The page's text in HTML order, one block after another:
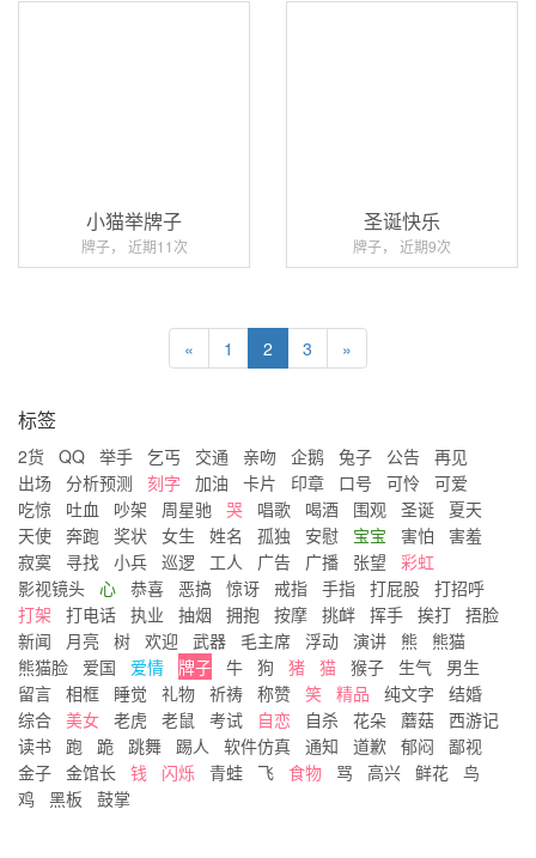
小猫举牌子
牌子， 近期11次
圣诞快乐
牌子， 近期9次
« 1 2 3 »
标签
2货 QQ 举手 乞丐 交通 亲吻 企鹅 兔子 公告 再见
出场
分析预测 刻字 加油 卡片 印章 口号 可怜
可爱
吃惊
吐血 吵架 周星驰 哭 唱歌 喝酒 围观 圣诞
夏天
天使 奔跑 奖状 女生 姓名 孤独 安慰 宝宝 害怕
害羞
寂寞
寻找 小兵 巡逻 工人 广告 广播 张望
彩虹
影视镜头 心 恭喜 恶搞 惊讶 戒指 手指 打屁股 打招呼
打架
打电话 执业 抽烟 拥抱 按摩 挑衅 挥手 挨打 捂脸
新闻
月亮 树 欢迎 武器 毛主席 浮动 演讲 熊
熊猫
熊猫脸
爱国 爱情 牌子 牛 狗 猪 猫 猴子 生气
男生
留言 相框 睡觉 礼物 祈祷 称赞 笑 精品 纯文字
结婚
综合 美女 老虎 老鼠 考试 自恋 自杀 花朵 蘑菇 西游记
读书
跑 跪 跳舞 踢人 软件仿真 通知 道歉 郁闷
鄙视
金子 金馆长 钱 闪烁 青蛙 飞 食物 骂 高兴 鲜花 鸟
鸡
黑板 鼓掌